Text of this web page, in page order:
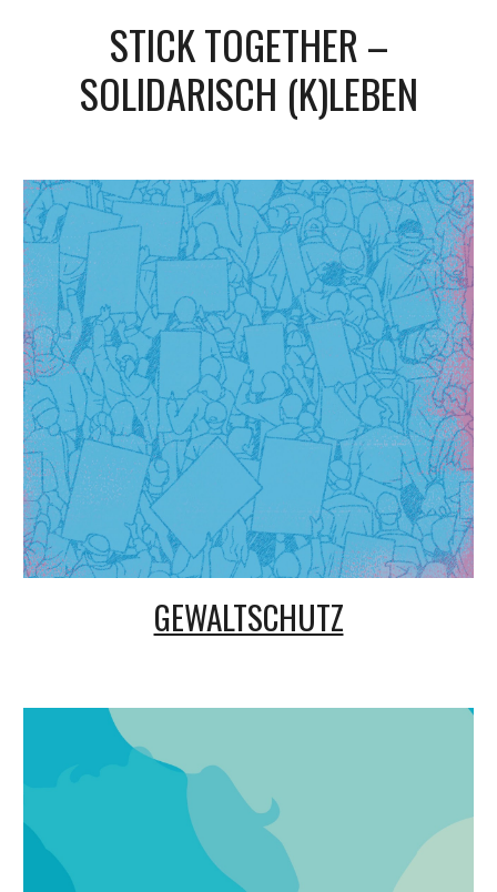
STICK TOGETHER –
SOLIDARISCH (K)LEBEN
GEWALTSCHUTZ